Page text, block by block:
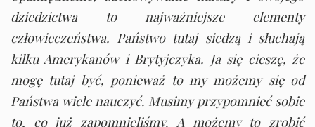
dziedzictwa to najważniejsze elementy
człowieczeństwa. Państwo tutaj siedzą i słuchają
kilku Amerykanów i Brytyjczyka. Ja się cieszę, że
mogę tutaj być, ponieważ to my możemy się od
Państwa wiele nauczyć. Musimy przypomnieć sobie
to, co już zapomnieliśmy. A możemy to zrobić